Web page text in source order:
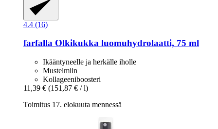
4.4 (16)
farfalla Olkikukka luomuhydrolaatti, 75 ml
Ikääntyneelle ja herkälle iholle
Mustelmiin
Kollageeniboosteri
11,39 € (151,87 € / l)
Toimitus 17. elokuuta mennessä